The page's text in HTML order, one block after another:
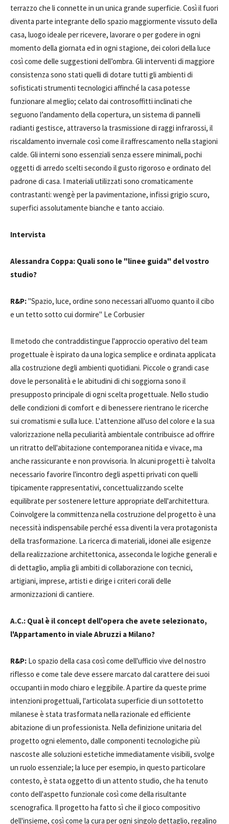
terrazzo che li connette in un unica grande superficie. Così il fuori
diventa parte integrante dello spazio maggiormente vissuto della
casa, luogo ideale per ricevere, lavorare o per godere in ogni
momento della giornata ed in ogni stagione, dei colori della luce
così come delle suggestioni dell’ombra. Gli interventi di maggiore
consistenza sono stati quelli di dotare tutti gli ambienti di
sofisticati strumenti tecnologici affinché la casa potesse
funzionare al meglio; celato dai controsoffitti inclinati che
seguono l’andamento della copertura, un sistema di pannelli
radianti gestisce, attraverso la trasmissione di raggi infrarossi, il
riscaldamento invernale così come il raffrescamento nella stagioni
calde. Gli interni sono essenziali senza essere minimali, pochi
oggetti di arredo scelti secondo il gusto rigoroso e ordinato del
padrone di casa. I materiali utilizzati sono cromaticamente
contrastanti: wengè per la pavimentazione, infissi grigio scuro,
superfici assolutamente bianche e tanto acciaio.
Intervista
Alessandra Coppa: Quali sono le "linee guida" del vostro
studio?
R&P:"Spazio, luce, ordine sono necessari all'uomo quanto il cibo
e un tetto sotto cui dormire" Le Corbusier
Il metodo che contraddistingue l'approccio operativo del team
progettuale è ispirato da una logica semplice e ordinata applicata
alla costruzione degli ambienti quotidiani. Piccole o grandi case
dove le personalità e le abitudini di chi soggiorna sono il
presupposto principale di ogni scelta progettuale. Nello studio
delle condizioni di comfort e di benessere rientrano le ricerche
sui cromatismi e sulla luce. L'attenzione all'uso del colore e la sua
valorizzazione nella peculiarità ambientale contribuisce ad offrire
un ritratto dell'abitazione contemporanea nitida e vivace, ma
anche rassicurante e non provvisoria. In alcuni progetti è talvolta
necessario favorire l'incontro degli aspetti privati con quelli
tipicamente rappresentativi, concettualizzando scelte
equilibrate per sostenere letture appropriate dell'architettura.
Coinvolgere la committenza nella costruzione del progetto è una
necessità indispensabile perché essa diventi la vera protagonista
della trasformazione. La ricerca di materiali, idonei alle esigenze
della realizzazione architettonica, asseconda le logiche generali e
di dettaglio, amplia gli ambiti di collaborazione con tecnici,
artigiani, imprese, artisti e dirige i criteri corali delle
armonizzazioni di cantiere.
A.C.: Qual è il concept dell'opera che avete selezionato,
l'Appartamento in viale Abruzzi a Milano?
R&P: Lo spazio della casa così come dell'ufficio vive del nostro
riflesso e come tale deve essere marcato dal carattere dei suoi
occupanti in modo chiaro e leggibile. A partire da queste prime
intenzioni progettuali, l'articolata superficie di un sottotetto
milanese è stata trasformata nella razionale ed efficiente
abitazione di un professionista. Nella definizione unitaria del
progetto ogni elemento, dalle componenti tecnologiche più
nascoste alle soluzioni estetiche immediatamente visibili, svolge
un ruolo essenziale; la luce per esempio, in questo particolare
contesto, è stata oggetto di un attento studio, che ha tenuto
conto dell'aspetto funzionale così come della risultante
scenografica. Il progetto ha fatto sì che il gioco compositivo
dell'insieme, così come la cura per ogni singolo dettaglio, regalino